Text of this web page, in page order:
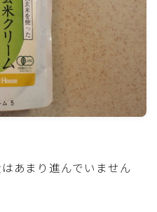
あまり進んでいません